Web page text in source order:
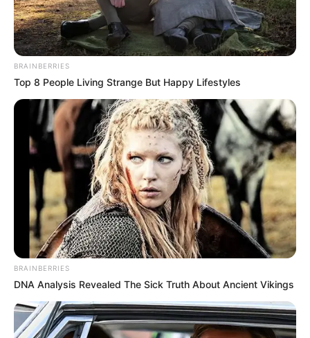
BRAINBERRIES
Top 8 People Living Strange But Happy Lifestyles
BRAINBERRIES
DNA Analysis Revealed The Sick Truth About Ancient Vikings